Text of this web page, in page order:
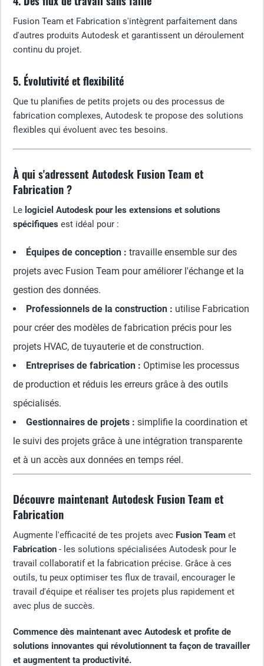
Fusion Team et Fabrication s'intègrent parfaitement dans
d'autres produits Autodesk et garantissent un déroulement
continu du projet.
5. Évolutivité et flexibilité
Que tu planifies de petits projets ou des processus de
fabrication complexes, Autodesk te propose des solutions
flexibles qui évoluent avec tes besoins.
À qui s'adressent Autodesk Fusion Team et
Fabrication ?
Le logiciel Autodesk pour les extensions et solutions
spécifiques est idéal pour :
Équipes de conception : travaille ensemble sur des
projets avec Fusion Team pour améliorer l'échange et la
gestion des données.
Professionnels de la construction : utilise Fabrication
pour créer des modèles de fabrication précis pour les
projets HVAC, de tuyauterie et de construction.
Entreprises de fabrication : Optimise les processus
de production et réduis les erreurs grâce à des outils
spécialisés.
Gestionnaires de projets : simplifie la coordination et
le suivi des projets grâce à une intégration transparente
et à un accès aux données en temps réel.
Découvre maintenant Autodesk Fusion Team et
Fabrication
Augmente l'efficacité de tes projets avec Fusion Team et
Fabrication - les solutions spécialisées Autodesk pour le
travail collaboratif et la fabrication précise. Grâce à ces
outils, tu peux optimiser tes flux de travail, encourager le
travail d'équipe et réaliser tes projets plus rapidement et
avec plus de succès.
Commence dès maintenant avec Autodesk et profite de
solutions innovantes qui révolutionnent ta façon de travailler
et augmentent ta productivité.